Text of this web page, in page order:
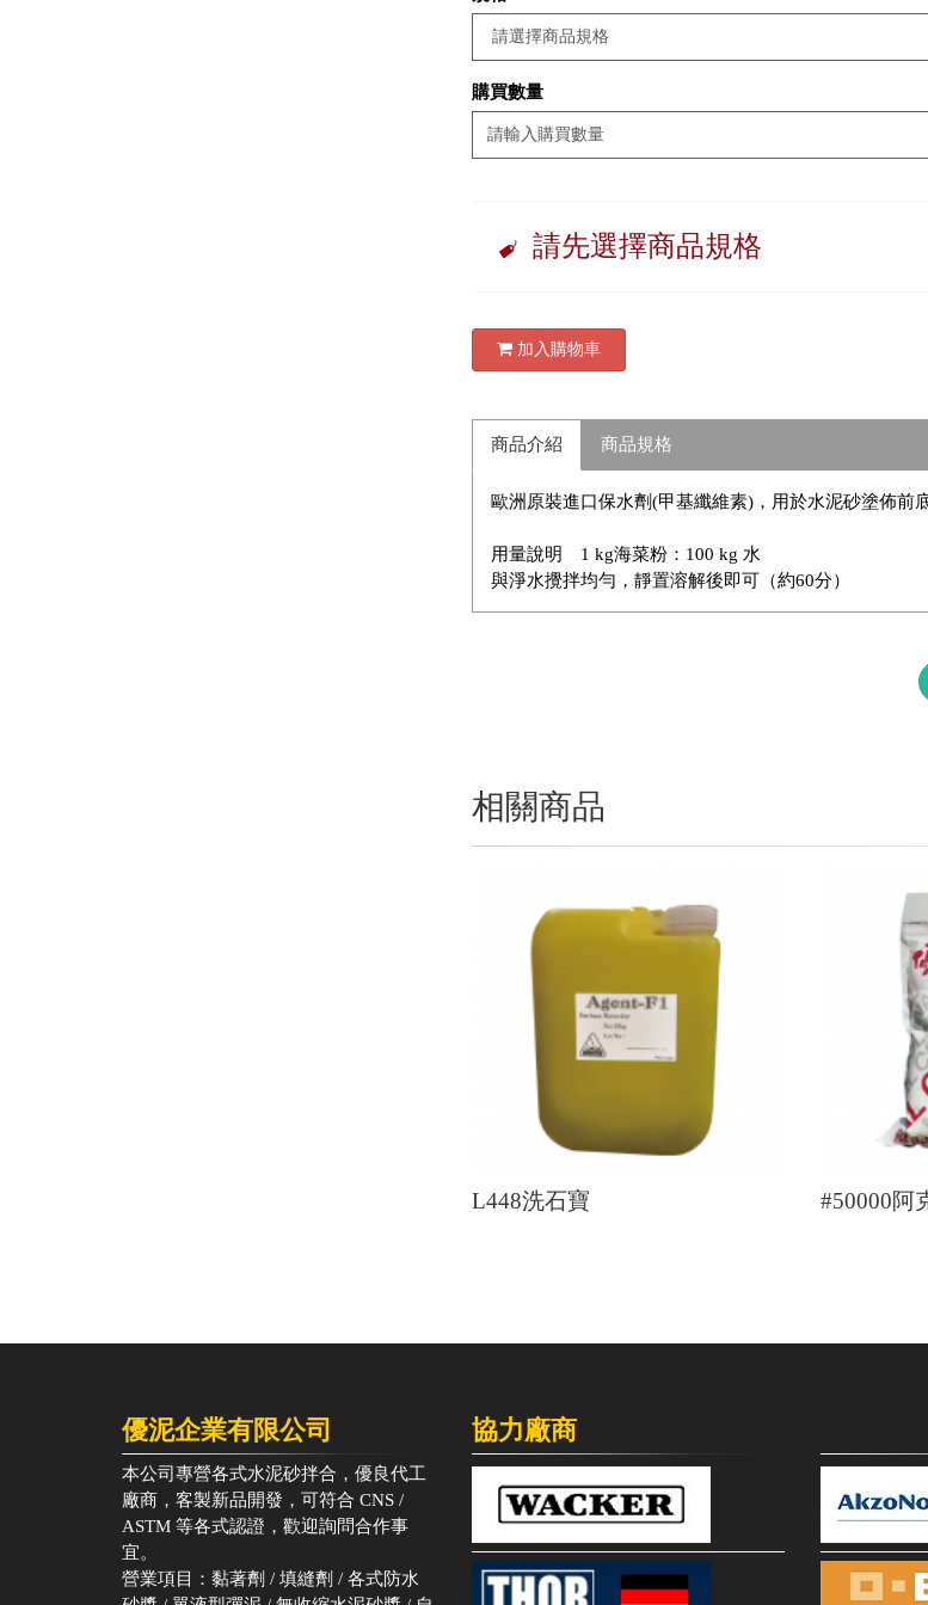
購買數量
請先選擇商品規格
加入購物車
商品介紹 商品規格
歐洲原裝進口保水劑(甲基纖維素)，用於水泥砂塗佈前
用量說明 1 kg海菜粉：100 kg 水
與淨水攪拌均勻，靜置溶解後即可（約60分）
相關商品
L448洗石寶 #50000阿
優泥企業有限公司
本公司專營各式水泥砂拌合，優良代工
廠商，客製新品開發，可符合 CNS /
ASTM 等各式認證，歡迎詢問合作事
宜。
營業項目：黏著劑 / 填縫劑 / 各式防水
協力廠商